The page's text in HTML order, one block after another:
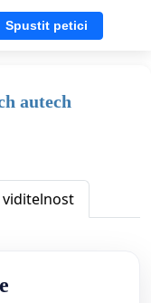
Spustit petici
autech
viditelnost